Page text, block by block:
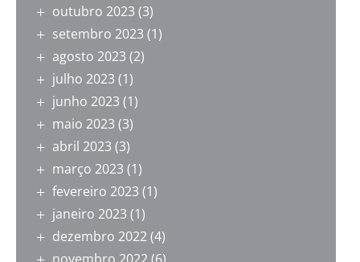
outubro 2023 (3)
setembro 2023 (1)
agosto 2023 (2)
julho 2023 (1)
junho 2023 (1)
maio 2023 (3)
abril 2023 (3)
março 2023 (1)
fevereiro 2023 (1)
janeiro 2023 (1)
dezembro 2022(4)